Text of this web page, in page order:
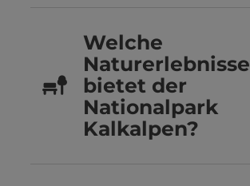
Welche
Naturerlebnisse
bietet der
Nationalpark
Kalkalpen?